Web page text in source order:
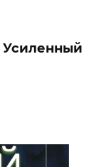
Усиленный